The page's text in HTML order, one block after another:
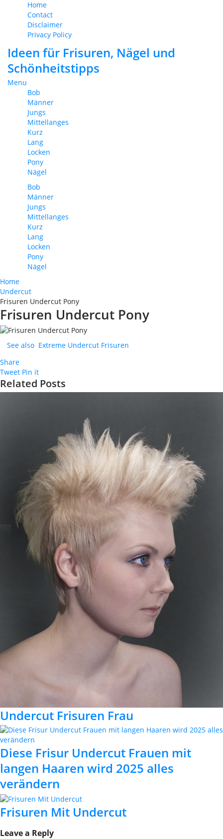
Home
Contact
Disclaimer
Privacy Policy
Ideen für Frisuren, Nägel und
Schönheitstipps
Menu
Bob
Männer
Jungs
Mittellanges
Kurz
Lang
Locken
Pony
Nägel
Bob
Männer
Jungs
Mittellanges
Kurz
Lang
Locken
Pony
Nägel
Home
Undercut
Frisuren Undercut Pony
Frisuren Undercut Pony
See also Extreme Undercut Frisuren
Share
Tweet Pin it
Related Posts
Undercut Frisuren Frau
Diese Frisur Undercut Frauen mit
langen Haaren wird 2025 alles
verändern
Frisuren Mit Undercut
Leave a Reply